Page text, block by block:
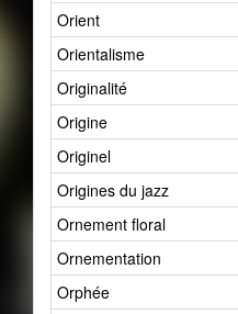
Orient
Orientalisme
Originalité
Origine
Originel
Origines du jazz
Ornement floral
Ornementation
Orphée